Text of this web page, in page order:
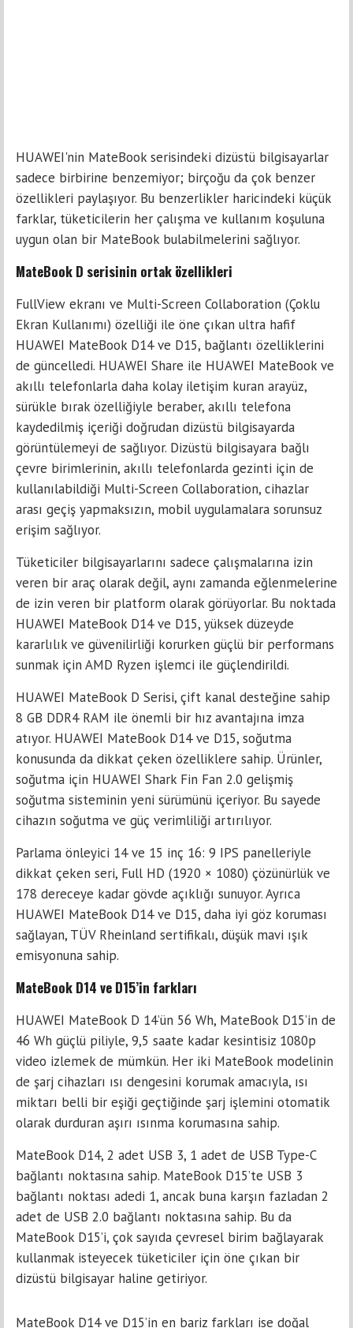
HUAWEI'nin MateBook serisindeki dizüstü bilgisayarlar
sadece birbirine benzemiyor; birçoğu da çok benzer
özellikleri paylaşıyor. Bu benzerlikler haricindeki küçük
farklar, tüketicilerin her çalışma ve kullanım koşuluna
uygun olan bir MateBook bulabilmelerini sağlıyor.
MateBook D serisinin ortak özellikleri
FullView ekranı ve Multi-Screen Collaboration (Çoklu
Ekran Kullanımı) özelliği ile öne çıkan ultra hafif
HUAWEI MateBook D14 ve D15, bağlantı özelliklerini
de güncelledi. HUAWEI Share ile HUAWEI MateBook ve
akıllı telefonlarla daha kolay iletişim kuran arayüz,
sürükle bırak özelliğiyle beraber, akıllı telefona
kaydedilmiş içeriği doğrudan dizüstü bilgisayarda
görüntülemeyi de sağlıyor. Dizüstü bilgisayara bağlı
çevre birimlerinin, akıllı telefonlarda gezinti için de
kullanılabildiği Multi-Screen Collaboration, cihazlar
arası geçiş yapmaksızın, mobil uygulamalara sorunsuz
erişim sağlıyor.
Tüketiciler bilgisayarlarını sadece çalışmalarına izin
veren bir araç olarak değil, aynı zamanda eğlenmelerine
de izin veren bir platform olarak görüyorlar. Bu noktada
HUAWEI MateBook D14 ve D15, yüksek düzeyde
kararlılık ve güvenilirliği korurken güçlü bir performans
sunmak için AMD Ryzen işlemci ile güçlendirildi.
HUAWEI MateBook D Serisi, çift kanal desteğine sahip
8 GB DDR4 RAM ile önemli bir hız avantajına imza
atıyor. HUAWEI MateBook D14 ve D15, soğutma
konusunda da dikkat çeken özelliklere sahip. Ürünler,
soğutma için HUAWEI Shark Fin Fan 2.0 gelişmiş
soğutma sisteminin yeni sürümünü içeriyor. Bu sayede
cihazın soğutma ve güç verimliliği artırılıyor.
Parlama önleyici 14 ve 15 inç 16: 9 IPS panelleriyle
dikkat çeken seri, Full HD (1920 × 1080) çözünürlük ve
178 dereceye kadar gövde açıklığı sunuyor. Ayrıca
HUAWEI MateBook D14 ve D15, daha iyi göz koruması
sağlayan, TÜV Rheinland sertifikalı, düşük mavi ışık
emisyonuna sahip.
MateBook D14 ve D15’in farkları
HUAWEI MateBook D 14’ün 56 Wh, MateBook D15’in de
46 Wh güçlü piliyle, 9,5 saate kadar kesintisiz 1080p
video izlemek de mümkün. Her iki MateBook modelinin
de şarj cihazları ısı dengesini korumak amacıyla, ısı
miktarı belli bir eşiği geçtiğinde şarj işlemini otomatik
olarak durduran aşırı ısınma korumasına sahip.
MateBook D14, 2 adet USB 3, 1 adet de USB Type-C
bağlantı noktasına sahip. MateBook D15’te USB 3
bağlantı noktası adedi 1, ancak buna karşın fazladan 2
adet de USB 2.0 bağlantı noktasına sahip. Bu da
MateBook D15’i, çok sayıda çevresel birim bağlayarak
kullanmak isteyecek tüketiciler için öne çıkan bir
dizüstü bilgisayar haline getiriyor.
MateBook D14 ve D15’in en bariz farkları ise doğal